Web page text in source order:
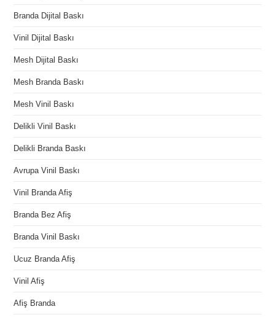
Branda Dijital Baskı
Vinil Dijital Baskı
Mesh Dijital Baskı
Mesh Branda Baskı
Mesh Vinil Baskı
Delikli Vinil Baskı
Delikli Branda Baskı
Avrupa Vinil Baskı
Vinil Branda Afiş
Branda Bez Afiş
Branda Vinil Baskı
Ucuz Branda Afiş
Vinil Afiş
Afiş Branda